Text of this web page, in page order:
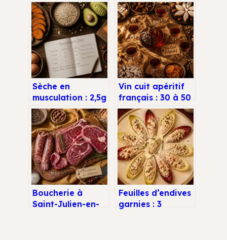
Sèche en
musculation : 2,5g
de protéines et 3
règles pour
perdre du gras
sans sacrifier ses
muscles
Vin cuit apéritif
français : 30 à 50
% de réduction
pour un nectar
d’exception
Boucherie à
Saint-Julien-en-
Feuilles d’endives
garnies : 3